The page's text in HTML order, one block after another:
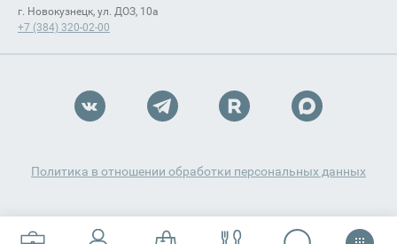
г. Новокузнецк, ул. ДОЗ, 10а
+7 (384) 320-02-00
Политика в отношении обработки персональных данных